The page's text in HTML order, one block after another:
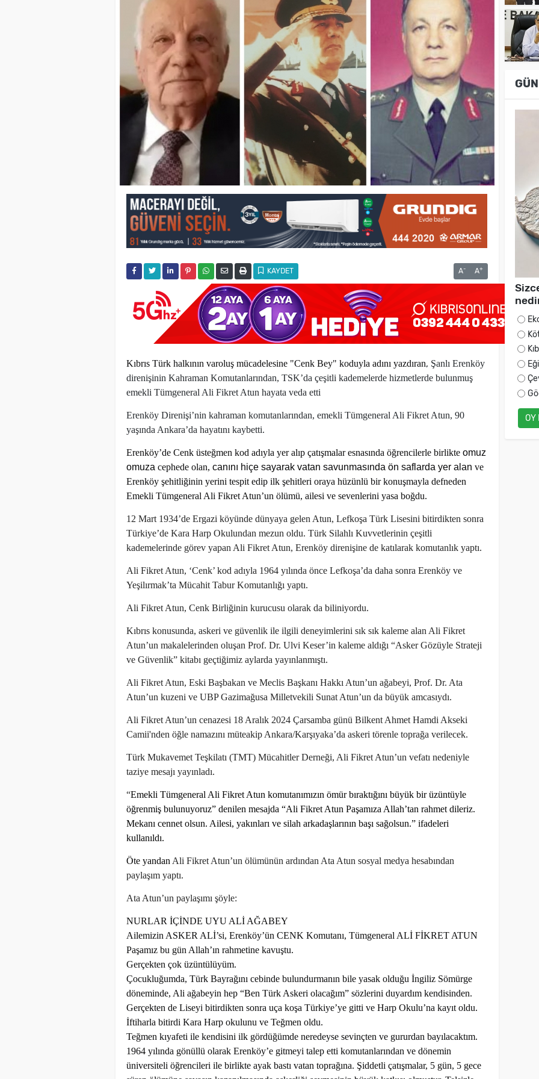
KAYDET A- A+
Kıbrıs Türk halkının varoluş mücadelesine "Cenk Bey" koduyla adını yazdıran, Şanlı Erenköy
direnişinin Kahraman Komutanlarından, TSK’da çeşitli kademelerde hizmetlerde bulunmuş
emekli Tümgeneral Ali Fikret Atun hayata veda etti
Erenköy Direnişi’nin kahraman komutanlarından, emekli Tümgeneral Ali Fikret Atun, 90
yaşında Ankara’da hayatını kaybetti.
Erenköy’de Cenk üsteğmen kod adıyla yer alıp çatışmalar esnasında öğrencilerle birlikte omuz
omuza cephede olan, canını hiçe sayarak vatan savunmasında ön saflarda yer alan ve
Erenköy şehitliğinin yerini tespit edip ilk şehitleri oraya hüzünlü bir konuşmayla defneden
Emekli Tümgeneral Ali Fikret Atun’un ölümü, ailesi ve sevenlerini yasa boğdu.
12 Mart 1934’de Ergazi köyünde dünyaya gelen Atun, Lefkoşa Türk Lisesini bitirdikten sonra
Türkiye’de Kara Harp Okulundan mezun oldu. Türk Silahlı Kuvvetlerinin çeşitli
kademelerinde görev yapan Ali Fikret Atun, Erenköy direnişine de katılarak komutanlık yaptı.
Ali Fikret Atun, ‘Cenk’ kod adıyla 1964 yılında önce Lefkoşa’da daha sonra Erenköy ve
Yeşilırmak’ta Mücahit Tabur Komutanlığı yaptı.
Ali Fikret Atun, Cenk Birliğinin kurucusu olarak da biliniyordu.
Kıbrıs konusunda, askeri ve güvenlik ile ilgili deneyimlerini sık sık kaleme alan Ali Fikret
Atun’un makalelerinden oluşan Prof. Dr. Ulvi Keser’in kaleme aldığı “Asker Gözüyle Strateji
ve Güvenlik” kitabı geçtiğimiz aylarda yayınlanmıştı.
Ali Fikret Atun, Eski Başbakan ve Meclis Başkanı Hakkı Atun’un ağabeyi, Prof. Dr. Ata
Atun’un kuzeni ve UBP Gazimağusa Milletvekili Sunat Atun’un da büyük amcasıydı.
Ali Fikret Atun’un cenazesi 18 Aralık 2024 Çarsamba günü Bilkent Ahmet Hamdi Akseki
Camii'nden öğle namazını müteakip Ankara/Karşıyaka’da askeri törenle toprağa verilecek.
Türk Mukavemet Teşkilatı (TMT) Mücahitler Derneği, Ali Fikret Atun’un vefatı nedeniyle
taziye mesajı yayınladı.
“Emekli Tümgeneral Ali Fikret Atun komutanımızın ömür bıraktığını büyük bir üzüntüyle
öğrenmiş bulunuyoruz” denilen mesajda “Ali Fikret Atun Paşamıza Allah’tan rahmet dileriz.
Mekanı cennet olsun. Ailesi, yakınları ve silah arkadaşlarının başı sağolsun.” ifadeleri
kullanıldı.
Öte yandan Ali Fikret Atun’un ölümünün ardından Ata Atun sosyal medya hesabından
paylaşım yaptı.
Ata Atun’un paylaşımı şöyle:
NURLAR İÇİNDE UYU ALİ AĞABEY
Ailemizin ASKER ALİ’si, Erenköy’ün CENK Komutanı, Tümgeneral ALİ FİKRET ATUN
Paşamız bu gün Allah’ın rahmetine kavuştu.
Gerçekten çok üzüntülüyüm.
Çocukluğumda, Türk Bayrağını cebinde bulundurmanın bile yasak olduğu İngiliz Sömürge
döneminde, Ali ağabeyin hep “Ben Türk Askeri olacağım” sözlerini duyardım kendisinden.
Gerçekten de Liseyi bitirdikten sonra uça koşa Türkiye’ye gitti ve Harp Okulu’na kayıt oldu.
İftiharla bitirdi Kara Harp okulunu ve Teğmen oldu.
Teğmen kıyafeti ile kendisini ilk gördüğümde neredeyse sevinçten ve gururdan bayılacaktım.
1964 yılında gönüllü olarak Erenköy’e gitmeyi talep etti komutanlarından ve dönemin
üniversiteli öğrencileri ile birlikte ayak bastı vatan toprağına. Şiddetli çatışmalar, 5 gün, 5 gece
OY